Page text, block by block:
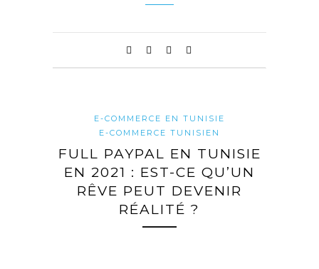
E-COMMERCE EN TUNISIE
E-COMMERCE TUNISIEN
FULL PAYPAL EN TUNISIE
EN 2021 : EST-CE QU’UN
RÊVE PEUT DEVENIR
RÉALITÉ ?